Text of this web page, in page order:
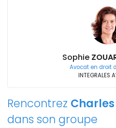
Sophie
Avocat en droit
INTEGRALES
Rencontrez Charles
dans son groupe